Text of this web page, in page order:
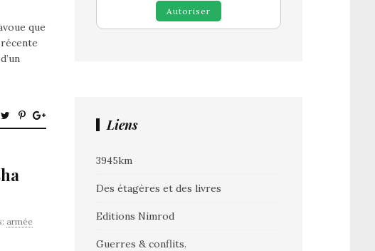
que
armée
Autoriser
Liens
3945km
Des étagères et des livres
Editions Nimrod
Guerres & conflits.